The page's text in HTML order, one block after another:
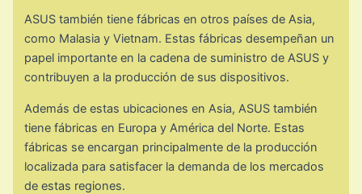
ASUS también tiene fábricas en otros países de Asia,
como Malasia y Vietnam. Estas fábricas desempeñan un
papel importante en la cadena de suministro de ASUS y
contribuyen a la producción de sus dispositivos.
Además de estas ubicaciones en Asia, ASUS también
tiene fábricas en Europa y América del Norte. Estas
fábricas se encargan principalmente de la producción
localizada para satisfacer la demanda de los mercados
de estas regiones.